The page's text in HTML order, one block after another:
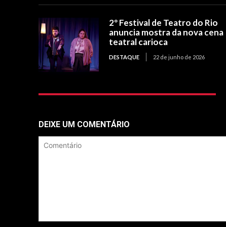
2º Festival de Teatro do Rio
anuncia mostra da nova cena
teatral carioca
DESTAQUE 22 de junho de 2026
DEIXE UM COMENTÁRIO